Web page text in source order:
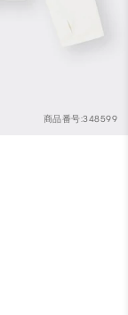
商品番号:348599